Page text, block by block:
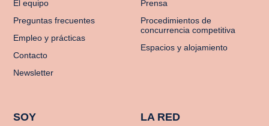
El equipo
Preguntas frecuentes
Empleo y prácticas
Contacto
Newsletter
Prensa
Procedimientos de
concurrencia competitiva
Espacios y alojamiento
SOY LA RED